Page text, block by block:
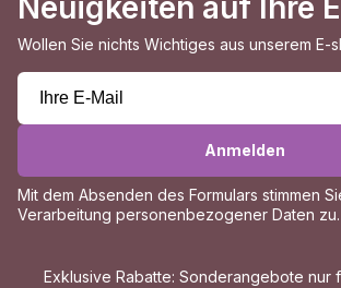
Neuigkeiten auf Ihre
Wollen Sie nichts Wichtiges aus unserem E-
Anmelden
Mit dem Absenden des Formulars stimmen
Verarbeitung personenbezogener Daten zu.
Exklusive Rabatte: Sonderangebote nur